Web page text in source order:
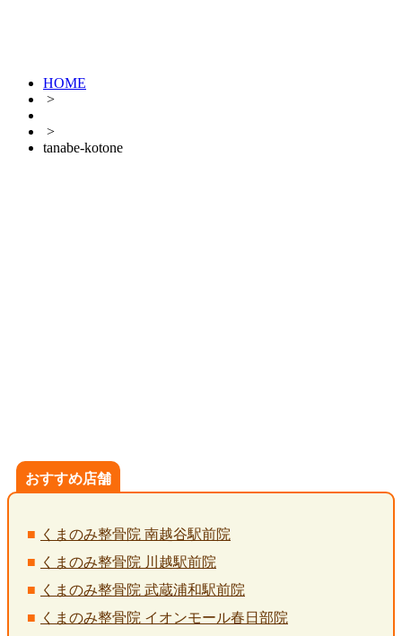
HOME
>
>
tanabe-kotone
おすすめ店舗
くまのみ整骨院 南越谷駅前院
くまのみ整骨院 川越駅前院
くまのみ整骨院 武蔵浦和駅前院
くまのみ整骨院 イオンモール春日部院